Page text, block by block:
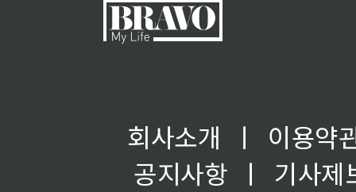
회사소개 ㅣ
이용약
공지사항
ㅣ
기사제